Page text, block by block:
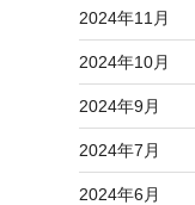
2024年11月
2024年10月
2024年9月
2024年7月
2024年6月